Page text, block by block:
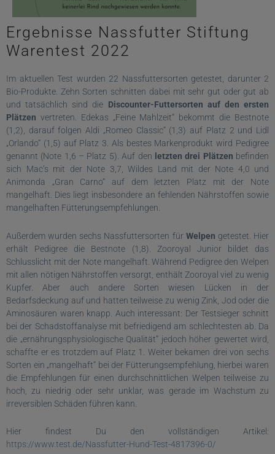
Ergebnisse Nassfutter Stiftung
Warentest 2022
Im aktuellen Test wurden 22 Nassfuttersorten getestet, darunter 2
Bio-Produkte. Zehn Sorten schnitten dabei mit sehr gut oder gut ab
und tatsächlich sind die Discounter-Futtersorten auf den ersten
Plätzen vertreten. Edekas „Feine Mahlzeit“ bekommt die Bestnote
(1,2), darauf folgen Aldi „Romeo Classic“ (1,3) auf Platz 2 und Lidl
„Orlando“ (1,5) auf Platz 3. Als bestes Markenprodukt wird Pedigree
genannt (Note 1,6 – Platz 5). Auf den letzten drei Plätzen befinden
sich Mac’s mit der Note 3,7, Wildes Land mit der Note 4,0 und
Animonda „Gran Carno“ auf dem letzten Platz mit der Note
mangelhaft. Dies liegt insbesondere an fehlenden Nährstoffen sowie
mangelhaften Fütterungsempfehlungen.
Außerdem wurden sechs Nassfuttersorten für Welpen getestet. Hier
erhält Pedigree die Bestnote (1,8). Zooroyal Junior bildet das
Schlusslicht mit der Note mangelhaft. Während Pedigree den Welpen
mit allen nötigen Nährstoffen versorgt, enthält Zooroyal viel zu wenig
Kupfer. Aber auch andere Sorten wiesen Lücken in der
Bedarfsdeckung auf und hatten teilweise zu wenig Zink, Jod oder die
Aminosäuren waren knapp. Auch interessant: Der Testsieger schnitt
bei der Schadstoffanalyse mit befriedigend am schlechtesten ab. Da
die „ernährungsphysiologische Qualität“ jedoch höher gewertet wird,
schaffte er es trotzdem auf Platz 1. Weiter bekamen drei von sechs
Sorten ein „mangelhaft“ bei der Fütterungsempfehlung, hierbei waren
die Empfehlungen für einen durchschnittlichen Welpen teilweise zu
hoch, zu niedrig oder sehr unklar, was gerade im Wachstum zu
irreversiblen Schäden führen kann.
Hier findest Du den vollständigen Artikel:
https://www.test.de/Nassfutter-Hund-Test-4817396-0/